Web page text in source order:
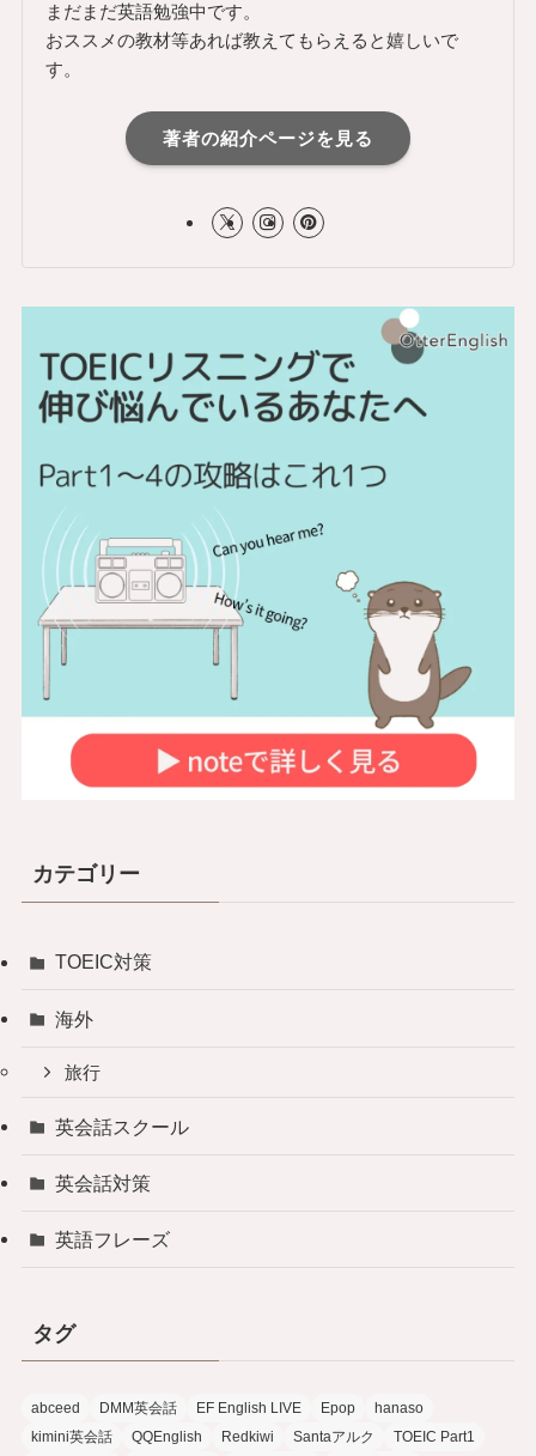
まだまだ英語勉強中です。
おススメの教材等あれば教えてもらえると嬉しいで
す。
著者の紹介ページを見る
カテゴリー
TOEIC対策
海外
旅行
英会話スクール
英会話対策
英語フレーズ
タグ
abceed DMM英会話 EF English LIVE Epop
hanaso
kimini英会話
QQEnglish Redkiwi Santaアルク TOEIC Part1